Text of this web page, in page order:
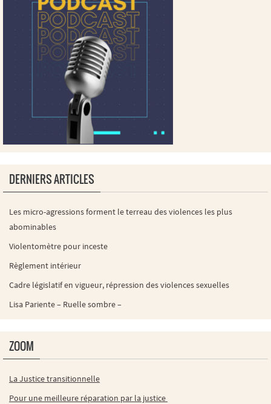
DERNIERS ARTICLES
Les micro-agressions forment le terreau des violences les plus
abominables
Violentomètre pour inceste
Règlement intérieur
Cadre législatif en vigueur, répression des violences sexuelles
Lisa Pariente – Ruelle sombre –
ZOOM
La Justice transitionnelle
Pour une meilleure réparation par la justice